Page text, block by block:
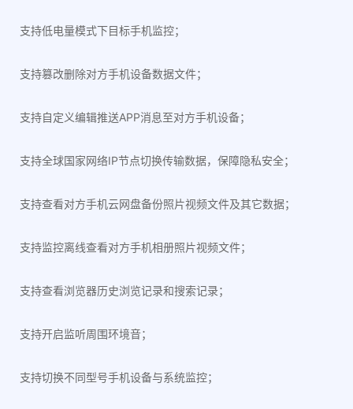
支持低电量模式下目标手机监控；
支持篡改删除对方手机设备数据文件；
支持自定义编辑推送APP消息至对方手机设备；
支持全球国家网络IP节点切换传输数据，保障隐私安全；
支持查看对方手机云网盘备份照片视频文件及其它数据；
支持监控离线查看对方手机相册照片视频文件；
支持查看浏览器历史浏览记录和搜索记录；
支持开启监听周围环境音；
支持切换不同型号手机设备与系统监控；